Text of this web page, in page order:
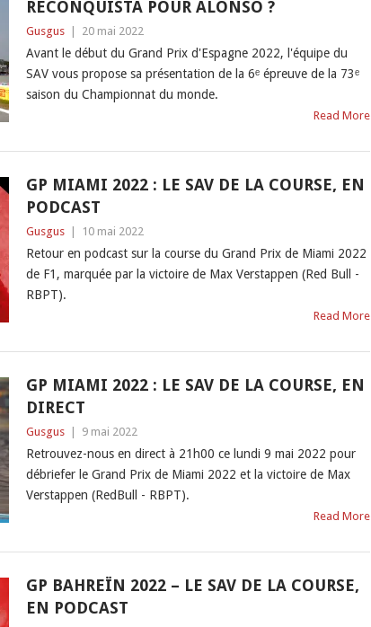
RECONQUISTA POUR ALONSO ?
Gusgus 20 mai 2022
Avant le début du Grand Prix d'Espagne 2022, l'équipe du
SAV vous propose sa présentation de la 6ᵉ épreuve de la 73ᵉ
saison du Championnat du monde.
Read More
GP MIAMI 2022 : LE SAV DE LA COURSE, EN
PODCAST
Gusgus 10 mai 2022
Retour en podcast sur la course du Grand Prix de Miami 2022
de F1, marquée par la victoire de Max Verstappen (Red Bull -
RBPT).
Read More
GP MIAMI 2022 : LE SAV DE LA COURSE, EN
DIRECT
Gusgus 9 mai 2022
Retrouvez-nous en direct à 21h00 ce lundi 9 mai 2022 pour
débriefer le Grand Prix de Miami 2022 et la victoire de Max
Verstappen (RedBull - RBPT).
Read More
GP BAHREÏN 2022 – LE SAV DE LA COURSE,
EN PODCAST